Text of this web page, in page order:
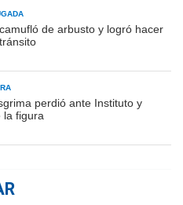
de arbusto y logró hacer
perdió ante Instituto y
la figura